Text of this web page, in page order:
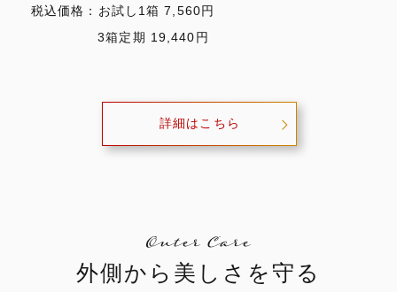
税込価格：お試し1箱 7,560円
3箱定期 19,440円
詳細はこちら
外側から美しさを守る